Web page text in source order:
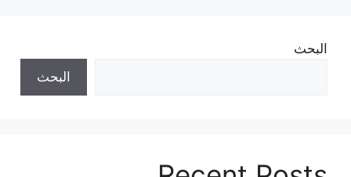
البحث
البحث